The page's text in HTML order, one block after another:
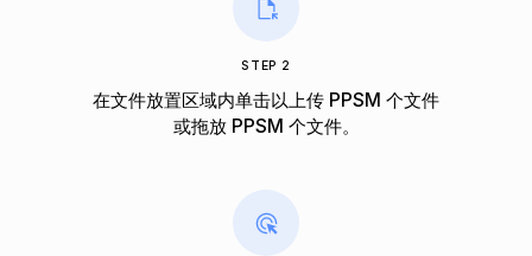
STEP 2
在文件放置区域内单击以上传 PPSM 个文件
或拖放 PPSM 个文件。